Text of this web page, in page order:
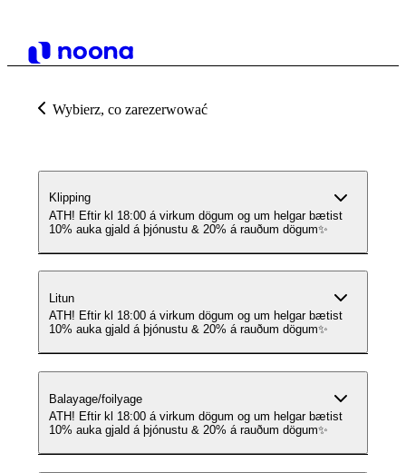
Wybierz, co zarezerwować
Klipping
ATH! Eftir kl 18:00 á virkum dögum og um helgar bætist
10% auka gjald á þjónustu & 20% á rauðum dögum✨
Litun
ATH! Eftir kl 18:00 á virkum dögum og um helgar bætist
10% auka gjald á þjónustu & 20% á rauðum dögum✨
Balayage/foilyage
ATH! Eftir kl 18:00 á virkum dögum og um helgar bætist
10% auka gjald á þjónustu & 20% á rauðum dögum✨